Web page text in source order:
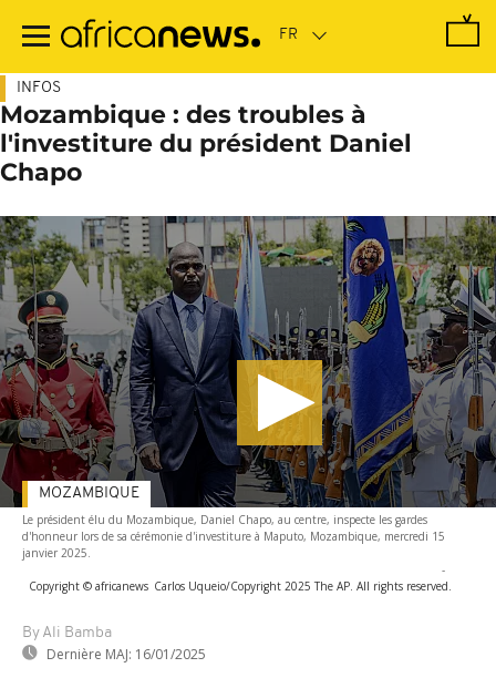
contenu
INFOS
Mozambique : des troubles à
l'investiture du président Daniel
Chapo
Le président élu du Mozambique, Daniel Chapo, au centre, inspecte les gardes
d'honneur lors de sa cérémonie d'investiture à Maputo, Mozambique, mercredi 15
janvier 2025.
-
Copyright © africanews Carlos Uqueio/Copyright 2025 The AP. All rights reserved.
By Ali Bamba
Dernière MAJ: 16/01/2025
MOZAMBIQUE